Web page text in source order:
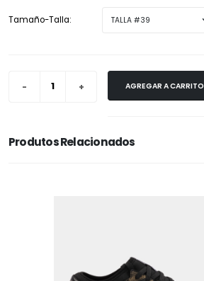
Tamaño-Talla:
AGREGAR A CARRITO
Produtos Relacionados